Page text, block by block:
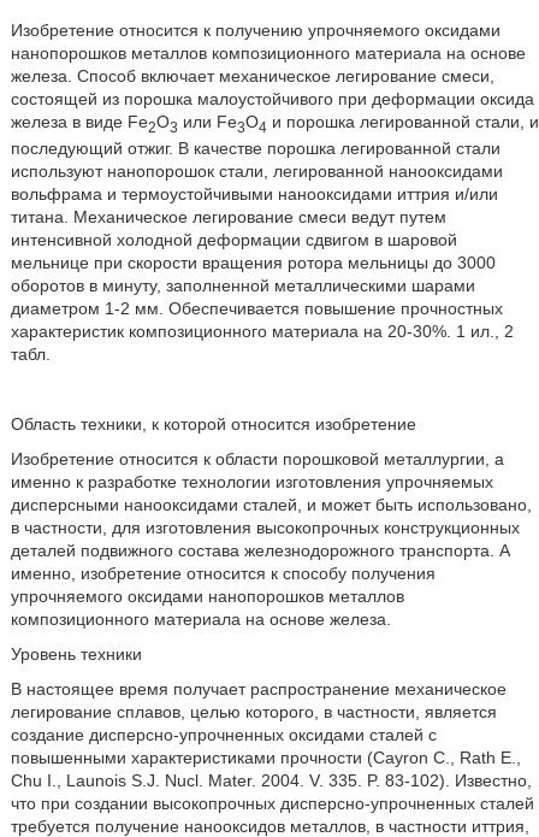
Изобретение относится к получению упрочняемого оксидами
нанопорошков металлов композиционного материала на основе
железа. Способ включает механическое легирование смеси,
состоящей из порошка малоустойчивого при деформации оксида
железа в виде Fe2O3 или Fe3O4 и порошка легированной стали, и
последующий отжиг. В качестве порошка легированной стали
используют нанопорошок стали, легированной нанооксидами
вольфрама и термоустойчивыми нанооксидами иттрия и/или
титана. Механическое легирование смеси ведут путем
интенсивной холодной деформации сдвигом в шаровой
мельнице при скорости вращения ротора мельницы до 3000
оборотов в минуту, заполненной металлическими шарами
диаметром 1-2 мм. Обеспечивается повышение прочностных
характеристик композиционного материала на 20-30%. 1 ил., 2
табл.
Область техники, к которой относится изобретение
Изобретение относится к области порошковой металлургии, а
именно к разработке технологии изготовления упрочняемых
дисперсными нанооксидами сталей, и может быть использовано,
в частности, для изготовления высокопрочных конструкционных
деталей подвижного состава железнодорожного транспорта. А
именно, изобретение относится к способу получения
упрочняемого оксидами нанопорошков металлов
композиционного материала на основе железа.
Уровень техники
В настоящее время получает распространение механическое
легирование сплавов, целью которого, в частности, является
создание дисперсно-упрочненных оксидами сталей с
повышенными характеристиками прочности (Cayron С., Rath Е.,
Chu I., Launois S.J. Nucl. Mater. 2004. V. 335. P. 83-102). Известно,
что при создании высокопрочных дисперсно-упрочненных сталей
требуется получение нанооксидов металлов, в частности иттрия,